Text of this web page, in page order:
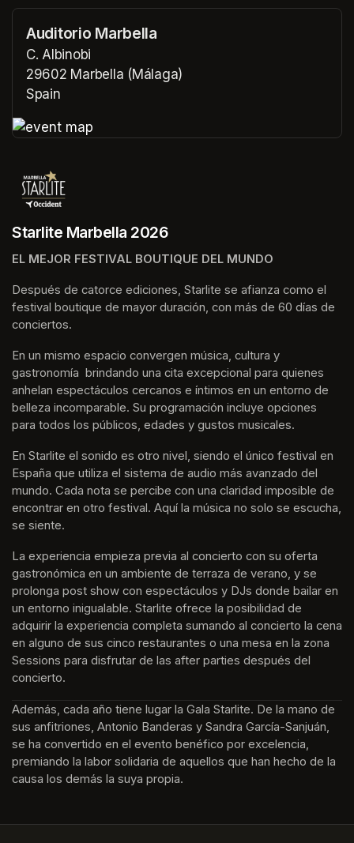
Auditorio Marbella
C. Albinobi
29602 Marbella (Málaga)
Spain
Starlite Marbella 2026
EL MEJOR FESTIVAL BOUTIQUE DEL MUNDO
Después de catorce ediciones, Starlite se afianza como el
festival boutique de mayor duración, con más de 60 días de
conciertos.
En un mismo espacio convergen música, cultura y
gastronomía  brindando una cita excepcional para quienes
anhelan espectáculos cercanos e íntimos en un entorno de
belleza incomparable. Su programación incluye opciones
para todos los públicos, edades y gustos musicales.
En Starlite el sonido es otro nivel, siendo el único festival en
España que utiliza el sistema de audio más avanzado del
mundo. Cada nota se percibe con una claridad imposible de
encontrar en otro festival. Aquí la música no solo se escucha,
se siente.
La experiencia empieza previa al concierto con su oferta
gastronómica en un ambiente de terraza de verano, y se
prolonga post show con espectáculos y DJs donde bailar en
un entorno inigualable. Starlite ofrece la posibilidad de
adquirir la experiencia completa sumando al concierto la cena
en alguno de sus cinco restaurantes o una mesa en la zona
Sessions para disfrutar de las after parties después del
concierto.
Además, cada año tiene lugar la Gala Starlite. De la mano de
sus anfitriones, Antonio Banderas y Sandra García-Sanjuán,
se ha convertido en el evento benéfico por excelencia,
premiando la labor solidaria de aquellos que han hecho de la
causa los demás la suya propia.